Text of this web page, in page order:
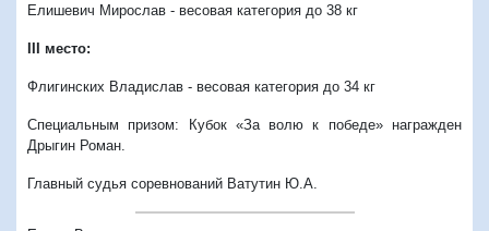
Елишевич Мирослав - весовая категория до 38 кг
III место:
Флигинских Владислав - весовая категория до 34 кг
Специальным призом: Кубок «За волю к победе» награжден
Дрыгин Роман.
Главный судья соревнований Ватутин Ю.А.